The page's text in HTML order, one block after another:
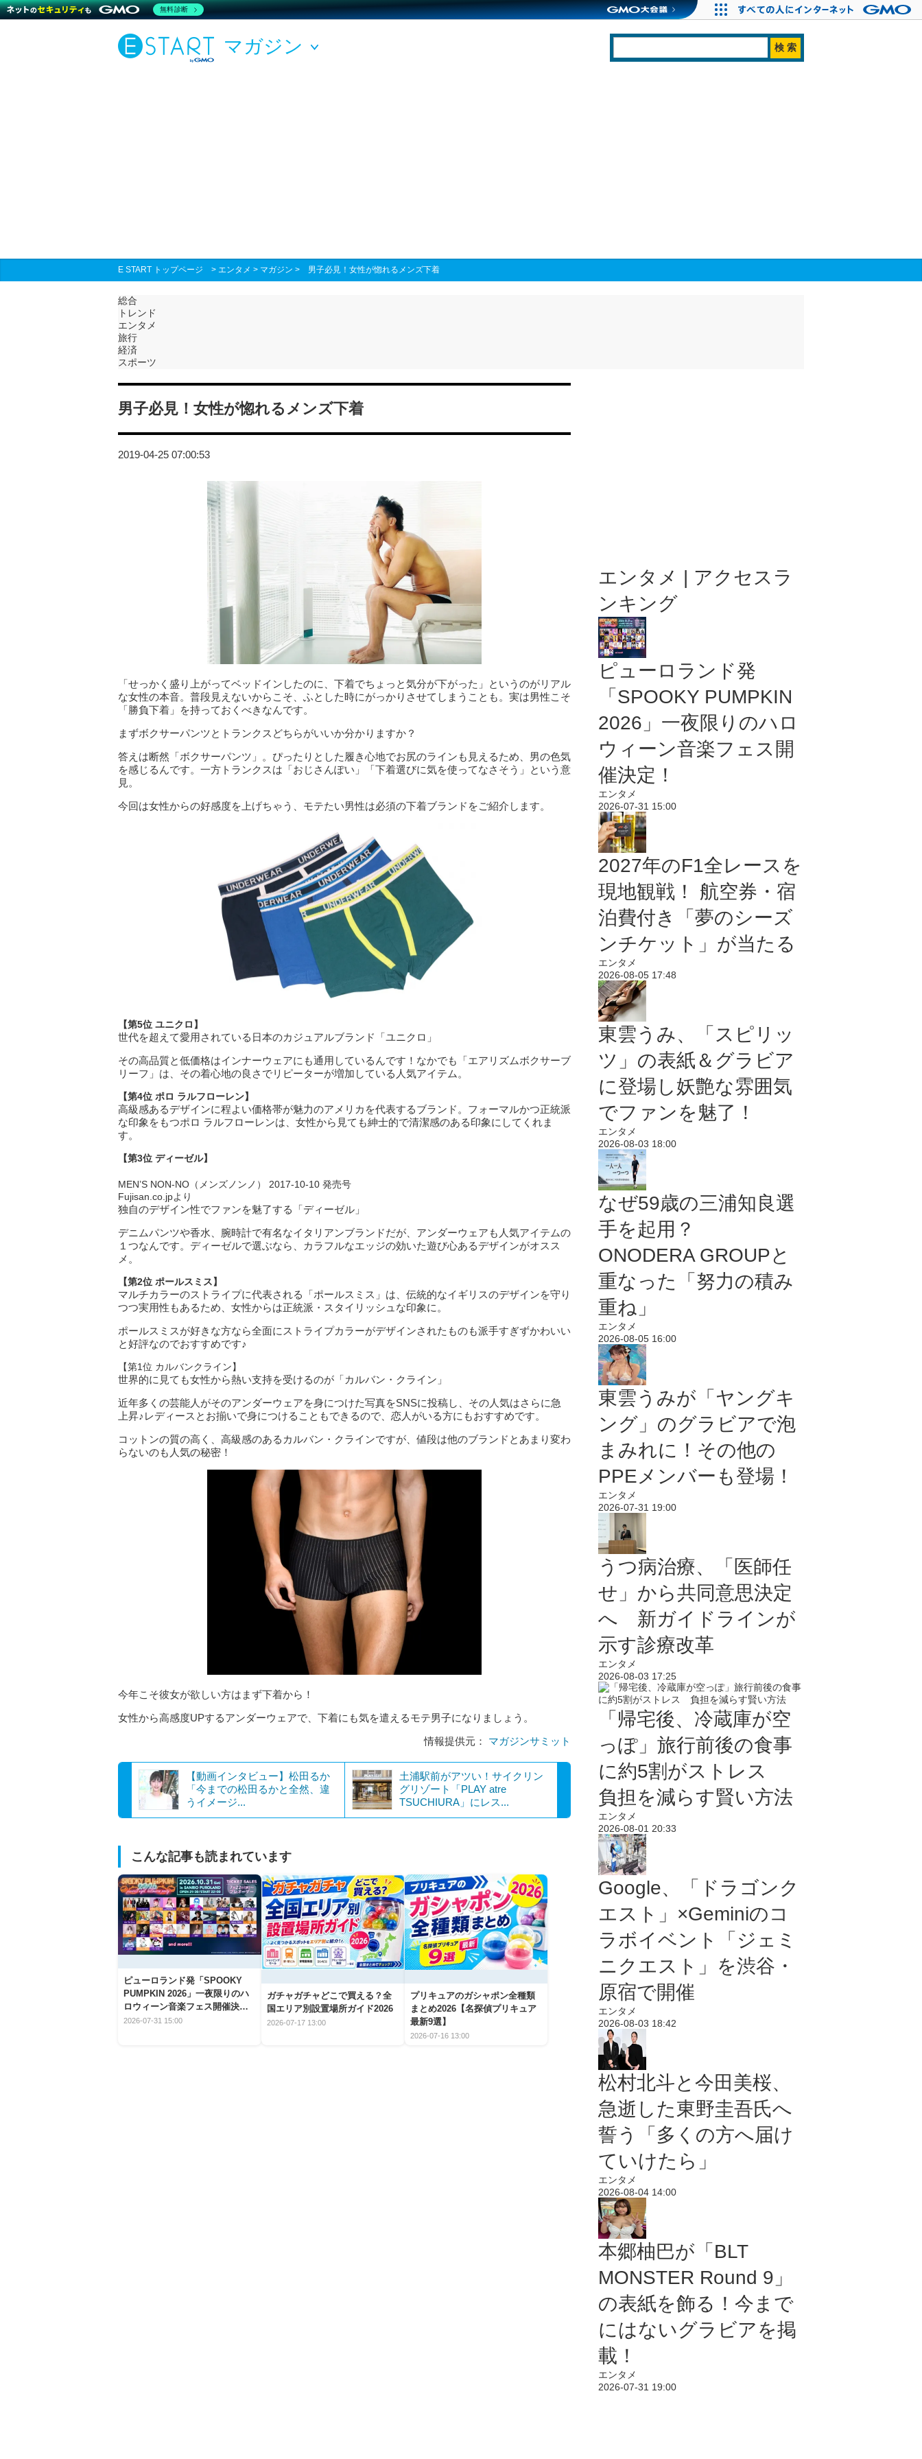
マガジン
E START トップページ > エンタメ > マガジン > 男子必見！女性が惚れるメンズ下着
総合
トレンド
エンタメ
旅行
経済
スポーツ
男子必見！女性が惚れるメンズ下着
2019-04-25 07:00:53
「せっかく盛り上がってベッドインしたのに、下着でちょっと気分が下がった」というのがリアル
な女性の本音。 普段見えないからこそ、ふとした時にがっかりさせてしまうことも。 実は男性こそ
「勝負下着」を持っておくべきなんです。
まずボクサーパンツとトランクスどちらがいいか分かりますか？
答えは断然「ボクサーパンツ」。 ぴったりとした履き心地でお尻のラインも見えるため、男の色気
を感じるんです。 一方トランクスは「おじさんぽい」「下着選びに気を使ってなさそう」という意
見。
今回は女性からの好感度を上げちゃう、モテたい男性は必須の下着ブランドをご紹介します。
【第5位 ユニクロ】
世代を超えて愛用されている日本のカジュアルブランド「ユニクロ」
その高品質と低価格はインナーウェアにも通用しているんです！ なかでも「エアリズムボクサーブ
リーフ」は、その着心地の良さでリピーターが増加している人気アイテム。
【第4位 ポロ ラルフローレン】
高級感あるデザインに程よい価格帯が魅力のアメリカを代表するブランド。 フォーマルかつ正統派
な印象をもつポロ ラルフローレンは、女性から見ても紳士的で清潔感のある印象にしてくれま
す。
【第3位 ディーゼル】
MEN’S NON-NO（メンズノンノ） 2017-10-10 発売号
Fujisan.co.jpより
独自のデザイン性でファンを魅了する「ディーゼル」
デニムパンツや香水、腕時計で有名なイタリアンブランドだが、アンダーウェアも人気アイテムの
１つなんです。 ディーゼルで選ぶなら、カラフルなエッジの効いた遊び心あるデザインがオスス
メ。
【第2位 ポールスミス】
マルチカラーのストライプに代表される「ポールスミス」は、伝統的なイギリスのデザインを守り
つつ実用性もあるため、女性からは正統派・スタイリッシュな印象に。
ポールスミスが好きな方なら全面にストライプカラーがデザインされたものも派手すぎずかわいい
と好評なのでおすすめです♪
【第1位 カルバンクライン】
世界的に見ても女性から熱い支持を受けるのが「カルバン・クライン」
近年多くの芸能人がそのアンダーウェアを身につけた写真をSNSに投稿し、その人気はさらに急
上昇♪ レディースとお揃いで身につけることもできるので、恋人がいる方にもおすすめです。
コットンの質の高く、高級感のあるカルバン・クラインですが、値段は他のブランドとあまり変わ
らないのも人気の秘密！
今年こそ彼女が欲しい方はまず下着から！
女性から高感度UPするアンダーウェアで、下着にも気を遣えるモテ男子になりましょう。
情報提供元： マガジンサミット
【動画インタビュー】松田るか
「今までの松田るかと全然、違
うイメージ...
土浦駅前がアツい！サイクリン
グリゾート「PLAY atre
TSUCHIURA」にレス...
こんな記事も読まれています
ピューロランド発「SPOOKY
PUMPKIN 2026」一夜限りのハ
ロウィーン音楽フェス開催決
定！
2026-07-31 15:00
ガチャガチャどこで買える？全
国エリア別設置場所ガイド2026
2026-07-17 13:00
プリキュアのガシャポン全種類
まとめ2026【名探偵プリキュア
最新9選】
2026-07-16 13:00
エンタメ | アクセスラ
ンキング
ピューロランド発
「SPOOKY PUMPKIN
2026」一夜限りのハロ
ウィーン音楽フェス開
催決定！
エンタメ
2026-07-31 15:00
2027年のF1全レースを
現地観戦！ 航空券・宿
泊費付き「夢のシーズ
ンチケット」が当たる
エンタメ
2026-08-05 17:48
東雲うみ、「スピリッ
ツ」の表紙＆グラビア
に登場し妖艶な雰囲気
でファンを魅了！
エンタメ
2026-08-03 18:00
なぜ59歳の三浦知良選
手を起用？
ONODERA GROUPと
重なった「努力の積み
重ね」
エンタメ
2026-08-05 16:00
東雲うみが「ヤングキ
ング」のグラビアで泡
まみれに！その他の
PPEメンバーも登場！
エンタメ
2026-07-31 19:00
うつ病治療、「医師任
せ」から共同意思決定
へ 新ガイドラインが
示す診療改革
エンタメ
2026-08-03 17:25
「帰宅後、冷蔵庫が空
っぽ」旅行前後の食事
に約5割がストレス
負担を減らす賢い方法
エンタメ
2026-08-01 20:33
Google、「ドラゴンク
エスト」×Geminiのコ
ラボイベント「ジェミ
ニクエスト」を渋谷・
原宿で開催
エンタメ
2026-08-03 18:42
松村北斗と今田美桜、
急逝した東野圭吾氏へ
誓う「多くの方へ届け
ていけたら」
エンタメ
2026-08-04 14:00
本郷柚巴が「BLT
MONSTER Round 9」
の表紙を飾る！今まで
にはないグラビアを掲
載！
エンタメ
2026-07-31 19:00
無料診断